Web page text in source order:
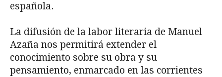
española.
La difusión de la labor literaria de Manuel
Azaña nos permitirá extender el
conocimiento sobre su obra y su
pensamiento, enmarcado en las corrientes